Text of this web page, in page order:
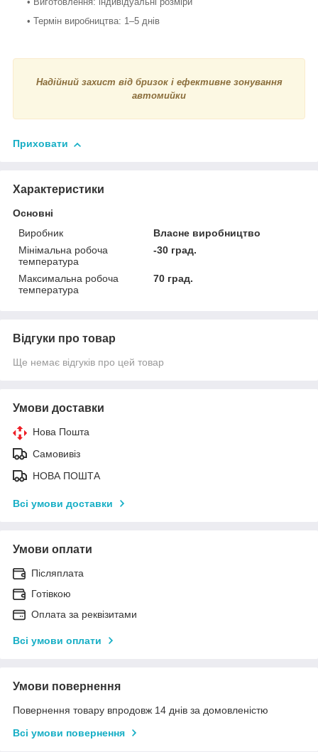
• Термін виробництва: 1–5 днів
Надійний захист від бризок і ефективне зонування
автомийки
Приховати
Характеристики
Основні
Виробник
Власне виробництво
Мінімальна робоча
температура
-30 град.
Максимальна робоча
температура
70 град.
Відгуки про товар
Ще немає відгуків про цей товар
Умови доставки
Нова Пошта
Самовивіз
НОВА ПОШТА
Всі умови доставки
Умови оплати
Післяплата
Готівкою
Оплата за реквізитами
Всі умови оплати
Умови повернення
Повернення товару впродовж 14 днів за домовленістю
Всі умови повернення